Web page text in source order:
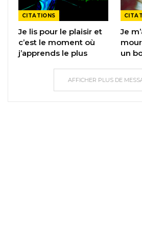
CITATIONS
Je lis pour le plaisir et
c’est le moment où
j’apprends le plus
Je
un
AFFICHER PLUS DE